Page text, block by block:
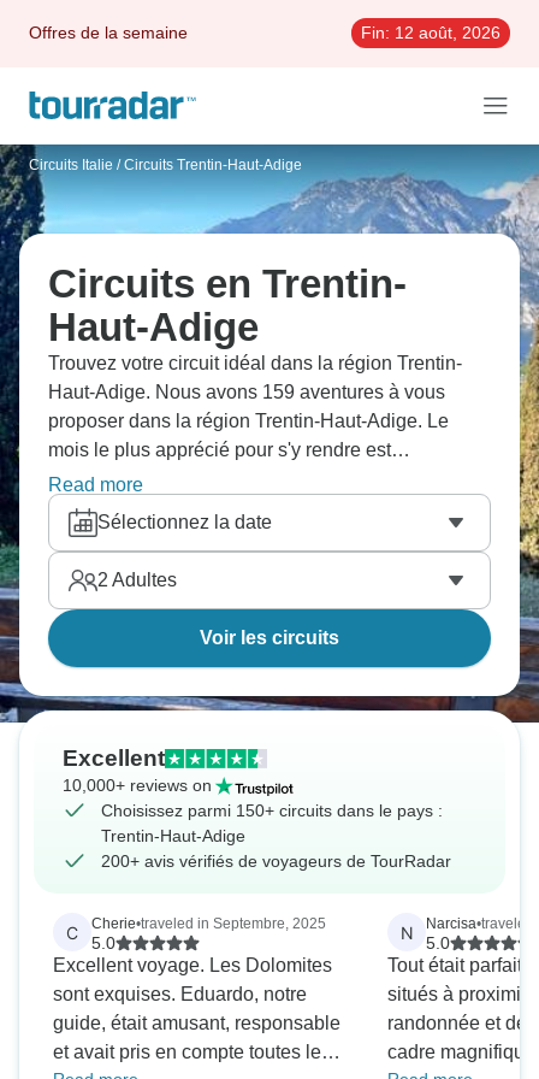
Offres de la semaine Fin: 12 août, 2026
Circuits Italie / Circuits Trentin-Haut-Adige
Circuits en Trentin-
Haut-Adige
Trouvez votre circuit idéal dans la région Trentin-
Haut-Adige. Nous avons 159 aventures à vous
proposer dans la région Trentin-Haut-Adige. Le
mois le plus apprécié pour s'y rendre est
Septembre, c'est-à-dire le mois qui compte le plus
grand nombre de départs.
Read more
Sélectionnez la date
2 Adultes
Voir les circuits
Excellent
10,000+ reviews on
Choisissez parmi 150+ circuits dans le pays :
Trentin-Haut-Adige
200+ avis vérifiés de voyageurs de TourRadar
C Cherie•traveled in Septembre, 2025
5.0
Excellent voyage. Les Dolomites
sont exquises. Eduardo, notre
guide, était amusant, responsable
et avait pris en compte toutes les
N Narcisa•traveled
5.0
Tout était parfait
situés à
randonnée et
cadre